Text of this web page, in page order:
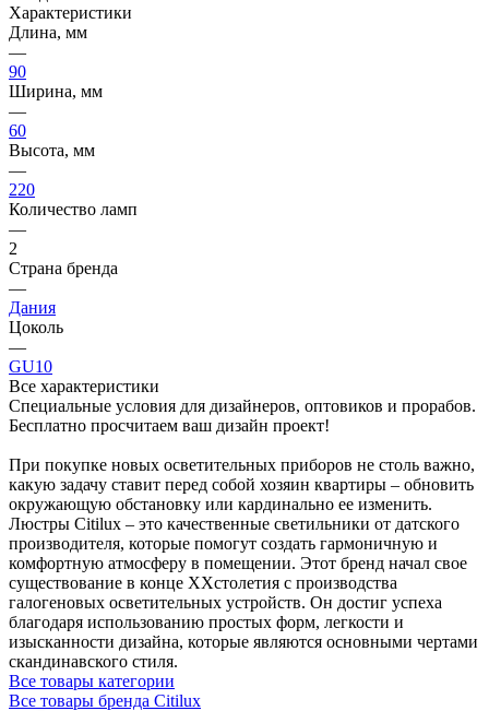
Характеристики
Длина, мм
—
90
Ширина, мм
—
60
Высота, мм
—
220
Количество ламп
—
2
Страна бренда
—
Дания
Цоколь
—
GU10
Все характеристики
Специальные условия для дизайнеров, оптовиков и прорабов.
Бесплатно просчитаем ваш дизайн проект!
При покупке новых осветительных приборов не столь важно,
какую задачу ставит перед собой хозяин квартиры – обновить
окружающую обстановку или кардинально ее изменить.
Люстры Citilux – это качественные светильники от датского
производителя, которые помогут создать гармоничную и
комфортную атмосферу в помещении. Этот бренд начал свое
существование в конце XXстолетия с производства
галогеновых осветительных устройств. Он достиг успеха
благодаря использованию простых форм, легкости и
изысканности дизайна, которые являются основными чертами
скандинавского стиля.
Все товары категории
Все товары бренда Citilux